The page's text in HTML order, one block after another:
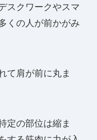
スクワークやスマ
くの人が前かがみ
て肩が前に丸ま
定の部位は縮ま